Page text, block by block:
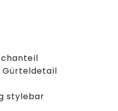
Gürteldetail
stylebar